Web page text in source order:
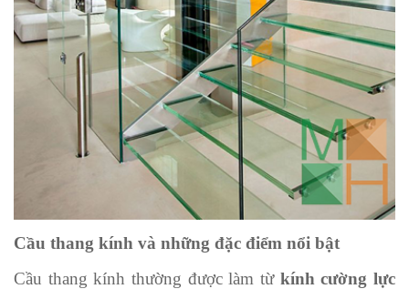
Cầu thang kính và những đặc điểm nổi bật
Cầu thang kính thường được làm từ kính cường lực